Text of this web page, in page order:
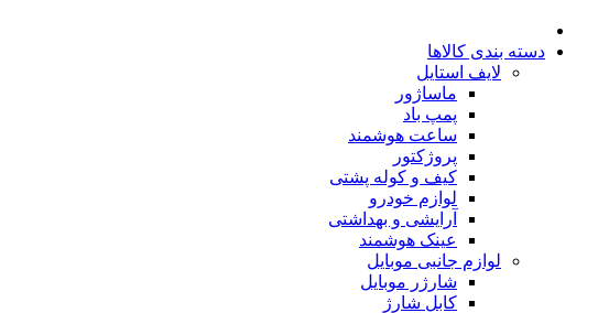
دسته بندی کالاها
لایف استایل
ماساژور
پمپ باد
ساعت هوشمند
پروژکتور
کیف و کوله پشتی
لوازم خودرو
آرایشی و بهداشتی
عینک هوشمند
لوازم جانبی موبایل
شارژر موبایل
کابل شارژ